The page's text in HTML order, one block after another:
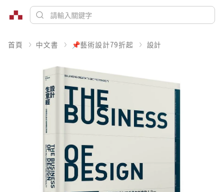
首頁 中文書 📌藝術設計79折起 設計